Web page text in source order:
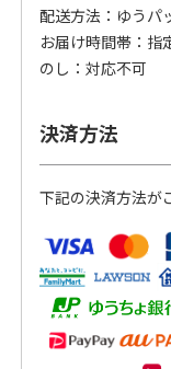
パペットスンスン
R…
1,485円
(送料別・税込)
配送方法
ゆうパ
お届け時間帯
指
のし
対応不可
決済方法
下記の決済方法が